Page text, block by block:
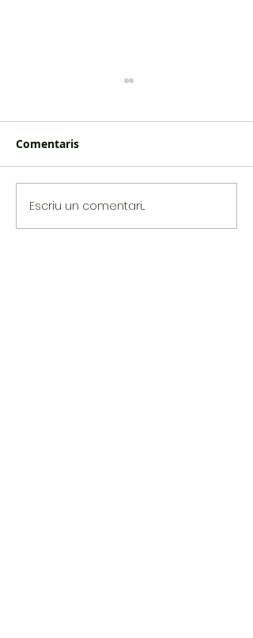
Sarau Intermitent
Comentaris
Escriu un comentari...